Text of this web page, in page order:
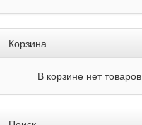
Корзина
В корзине нет товаров